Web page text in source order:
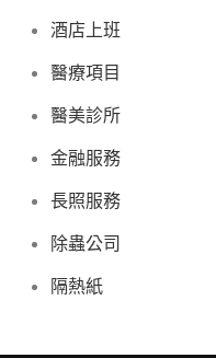
酒店上班
醫療項目
醫美診所
金融服務
長照服務
除蟲公司
隔熱紙